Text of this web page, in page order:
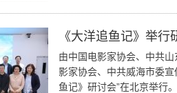
《大洋追鱼记》举
由中国电影家协会、中共
影家协会、中共威海市委
鱼记》研讨会”在北京举行。